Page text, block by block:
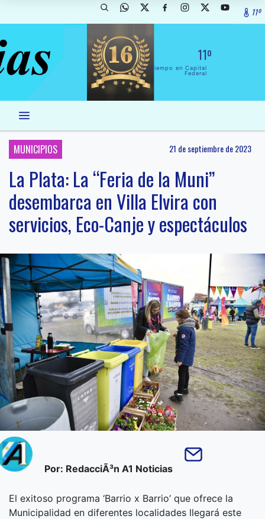
11º
11º
El Tiempo en Capital
Federal
MUNICIPIOS 21 de septiembre de 2023
La Plata: La “Feria de la Muni”
desembarca en Villa Elvira con
servicios, Eco-Canje y espectáculos
Por: RedacciÃ³n A1 Noticias
El exitoso programa ‘Barrio x Barrio’ que ofrece la
Municipalidad en diferentes localidades llegará este